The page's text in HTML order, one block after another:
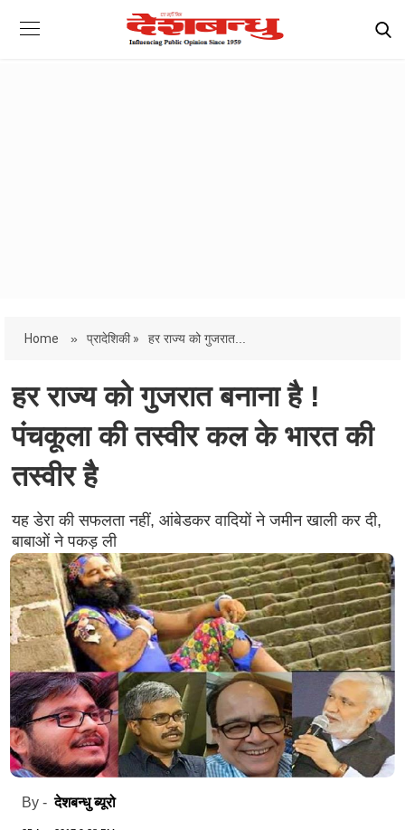
Home » प्रादेशिकी » हर राज्य को गुजरात...
हर राज्य को गुजरात बनाना है !
पंचकूला की तस्वीर कल के भारत की
तस्वीर है
यह डेरा की सफलता नहीं, आंबेडकर वादियों ने जमीन खाली कर दी,
बाबाओं ने पकड़ ली
By -देशबन्धु ब्यूरो